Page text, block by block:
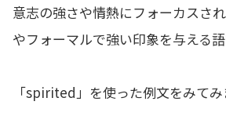
意志の強さや情熱にフォーカスさ
やフォーマルで強い印象を与える語
「spirited」を使った例文をみてみ